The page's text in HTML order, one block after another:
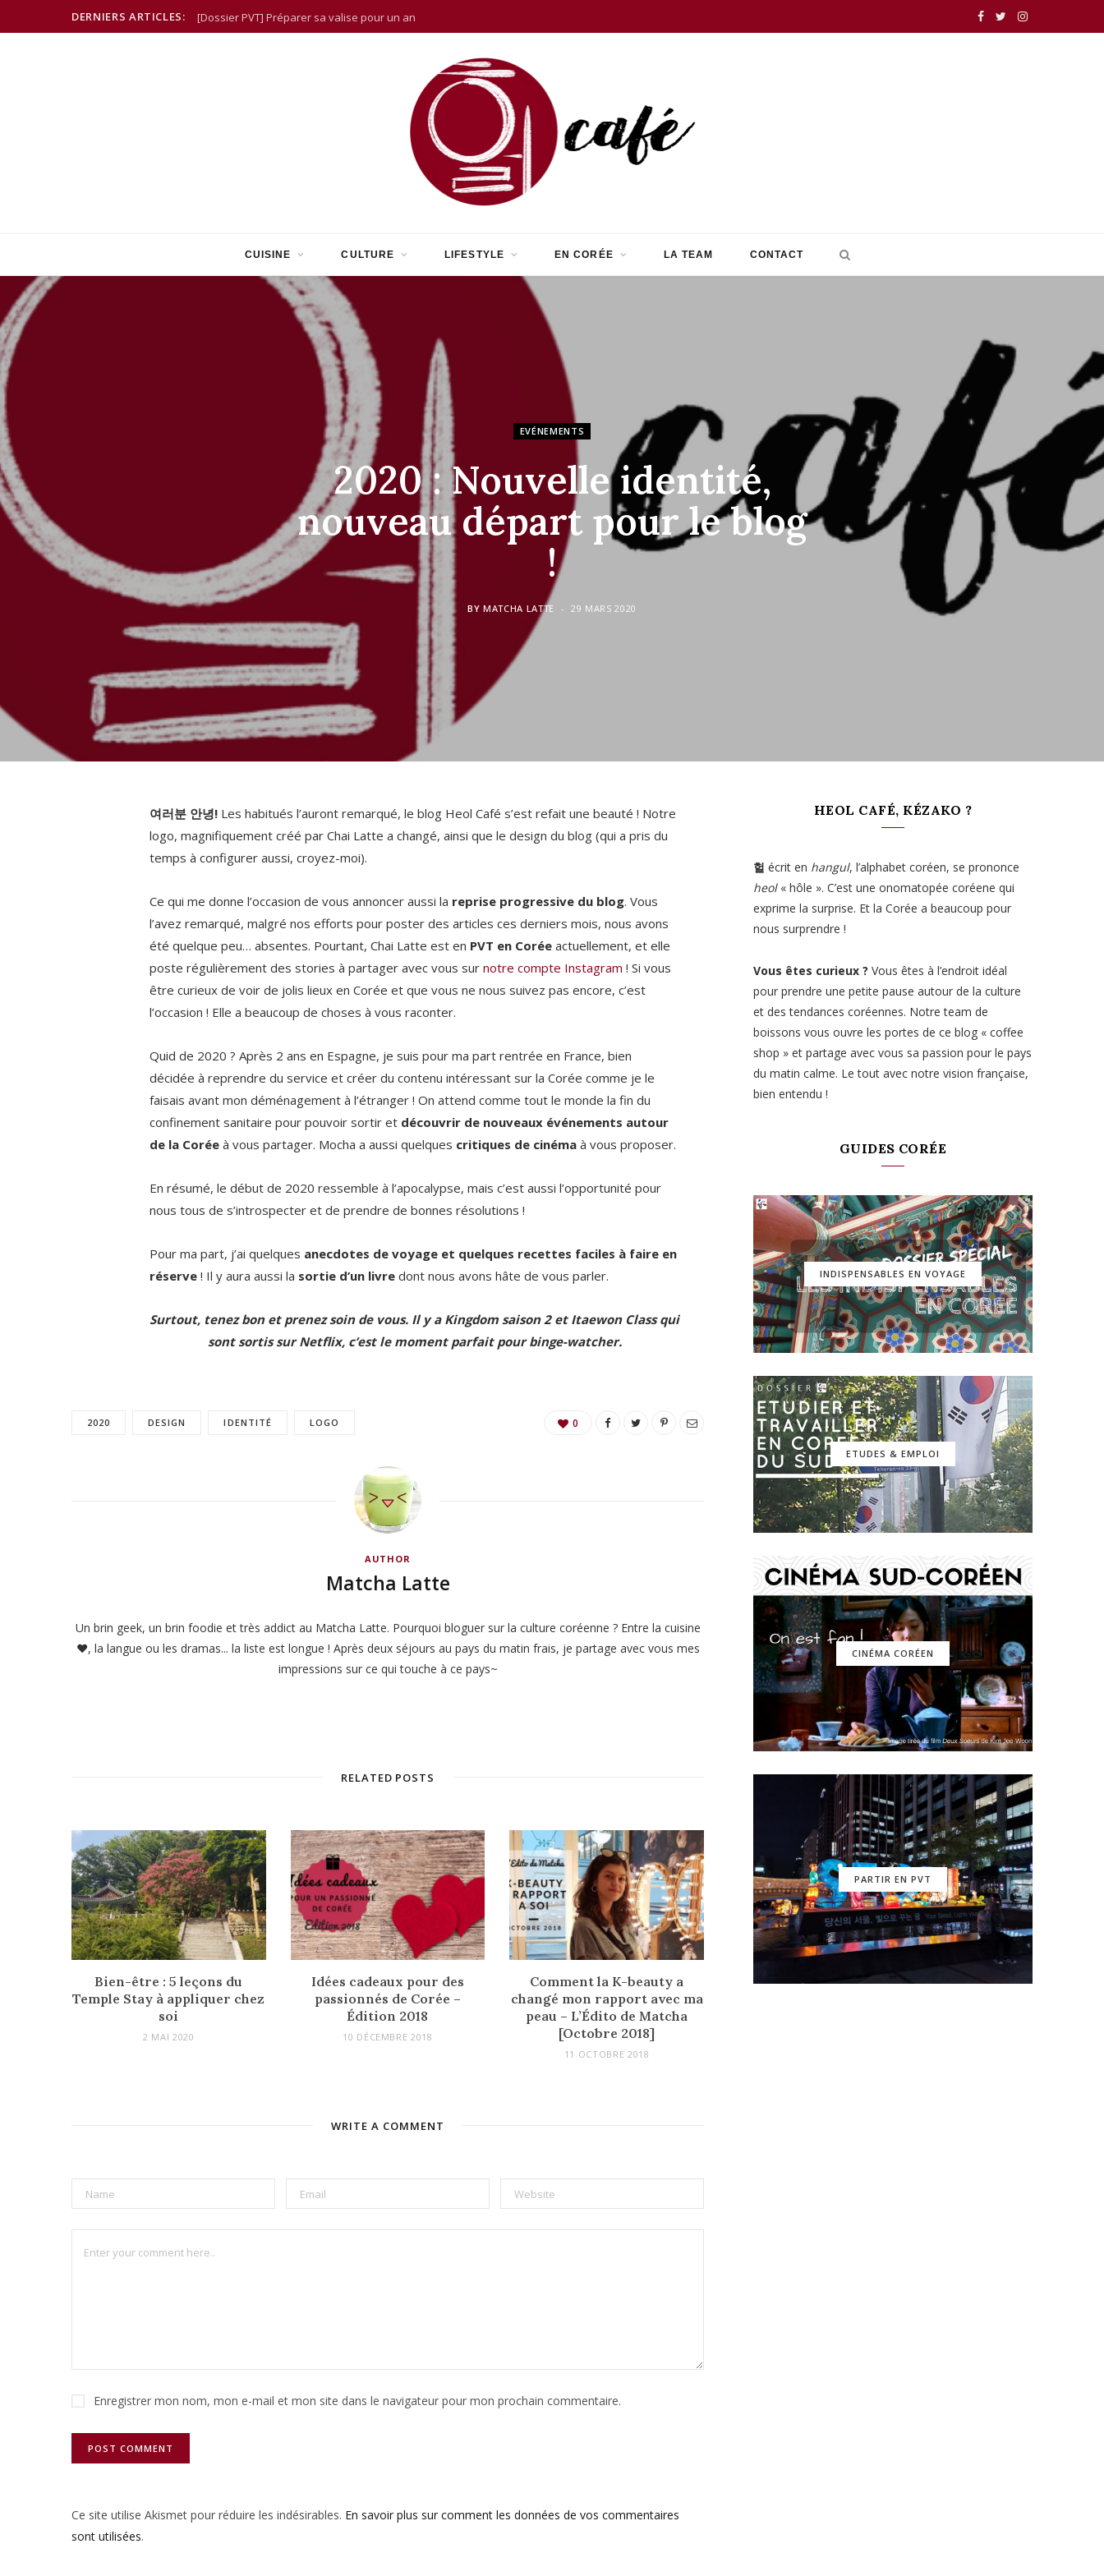
DERNIERS ARTICLES: [Dossier PVT] Préparer sa valise pour un an F I
m
CUISINE CULTURE LIFESTYLE EN CORÉE LA TEAM CONTACT
EVÉNEMENTS
2020 : Nouvelle identité,
nouveau départ pour le blog
!
BY MATCHA LATTE 29 MARS 2020
여러분 안녕!Les habitués l’auront remarqué, le blog Heol Café s’est refait une beauté ! Notre
logo, magnifiquement créé par Chai Latte a changé, ainsi que le design du blog (qui a pris du
temps à configurer aussi, croyez-moi).
Ce qui me donne l’occasion de vous annoncer aussi la reprise progressive du blog. Vous
l’avez remarqué, malgré nos efforts pour poster des articles ces derniers mois, nous avons
été quelque peu… absentes. Pourtant, Chai Latte est en PVT en Corée actuellement, et elle
poste régulièrement des stories à partager avec vous sur notre compte Instagram ! Si vous
être curieux de voir de jolis lieux en Corée et que vous ne nous suivez pas encore, c’est
l’occasion ! Elle a beaucoup de choses à vous raconter.
Quid de 2020 ? Après 2 ans en Espagne, je suis pour ma part rentrée en France, bien
décidée à reprendre du service et créer du contenu intéressant sur la Corée comme je le
faisais avant mon déménagement à l’étranger ! On attend comme tout le monde la fin du
confinement sanitaire pour pouvoir sortir et découvrir de nouveaux événements autour
de la Coréeà vous partager. Mocha a aussi quelques critiques de cinémaà vous proposer.
En résumé, le début de 2020 ressemble à l’apocalypse, mais c’est aussi l’opportunité pour
nous tous de s’introspecter et de prendre de bonnes résolutions !
Pour ma part, j’ai quelques anecdotes de voyage et quelques recettes faciles à faire en
réserve! Il y aura aussi la sortie d’un livredont nous avons hâte de vous parler.
Surtout, tenez bon et prenez soin de vous. Il y a Kingdom saison 2 et Itaewon Class qui
sont sortis sur Netflix, c’est le moment parfait pour binge-watcher.
2020 DESIGN IDENTITÉ LOGO 0
AUTHOR
Matcha Latte
Un brin geek, un brin foodie et très addict au Matcha Latte. Pourquoi bloguer sur la culture coréenne ? Entre la cuisine
♥, la langue ou les dramas... la liste est longue ! Après deux séjours au pays du matin frais, je partage avec vous mes
impressions sur ce qui touche à ce pays~
t
RELATED POSTS
Bien-être : 5 leçons du
Temple Stay à appliquer chez
soi
2 MAI 2020
Idées cadeaux pour des
passionnés de Corée –
Édition 2018
10 DÉCEMBRE 2018
Comment la K-beauty a
changé mon rapport avec ma
peau – L’Édito de Matcha
[Octobre 2018]
11 OCTOBRE 2018
WRITE A COMMENT
Enregistrer mon nom, mon e-mail et mon site dans le navigateur pour mon prochain commentaire.
Ce site utilise Akismet pour réduire les indésirables. En savoir plus sur comment les données de vos commentaires
sont utilisées.
HEOL CAFÉ, KÉZAKO ?
헐 écrit en hangul, l’alphabet coréen, se prononce
heol« hôle ». C’est une onomatopée coréene qui
exprime la surprise. Et la Corée a beaucoup pour
nous surprendre !
Vous êtes curieux ? Vous êtes à l’endroit idéal
pour prendre une petite pause autour de la culture
et des tendances coréennes. Notre team de
boissons vous ouvre les portes de ce blog « coffee
shop » et partage avec vous sa passion pour le pays
du matin calme. Le tout avec notre vision française,
bien entendu !
GUIDES CORÉE
INDISPENSABLES EN VOYAGE
ETUDES & EMPLOI
CINÉMA CORÉEN
PARTIR EN PVT